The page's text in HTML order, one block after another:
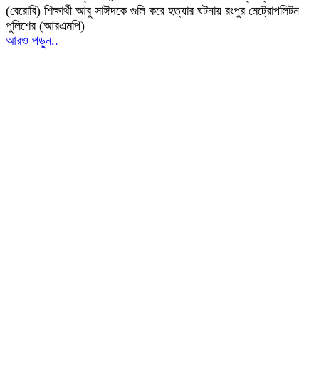
(বেরোবি) শিক্ষার্থী আবু সাঈদকে গুলি করে হত্যার ঘটনায় রংপুর মেট্রোপলিটন
পুলিশের (আরএমপি)
আরও পড়ুন..